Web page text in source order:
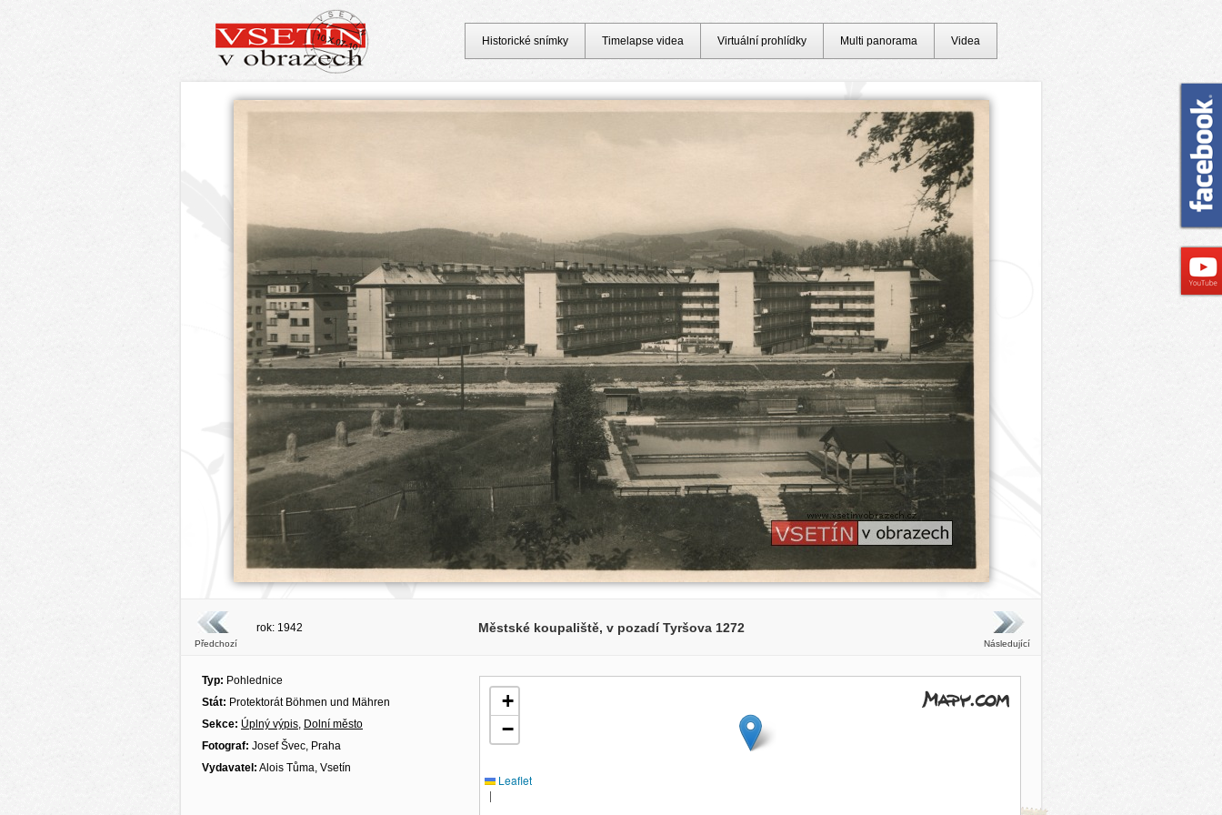
Předchozí
rok: 1942 Městské koupaliště, v pozadí Tyršova 1272
Následující
Typ: Pohlednice
Stát: Protektorát Böhmen und Mähren
Sekce: Úplný výpis, Dolní město
Fotograf: Josef Švec, Praha
Vydavatel: Alois Tůma, Vsetín
+
−
Leaflet
|
Historické snímky Timelapse videa Virtuální prohlídky Multi panorama Videa